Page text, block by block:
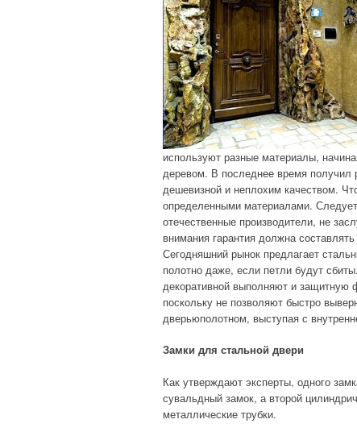
используют разные материалы,
деревом. В последнее время получил
дешевизной и неплохим качеством.
определенными материалами.
отечественные производители, не
внимания гарантия должна
Сегодняшний рынок предлагает
полотно даже, если петли будут
декоративной выполняют и защитную
поскольку не позволяют быстро
дверьюполотном, выступая с
Замки для стальной двери
Как утверждают эксперты, одного
сувальдный замок, а второй
металлические трубки.